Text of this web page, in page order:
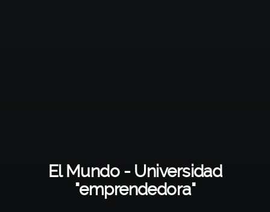
El Mundo - Universidad
"emprendedora"